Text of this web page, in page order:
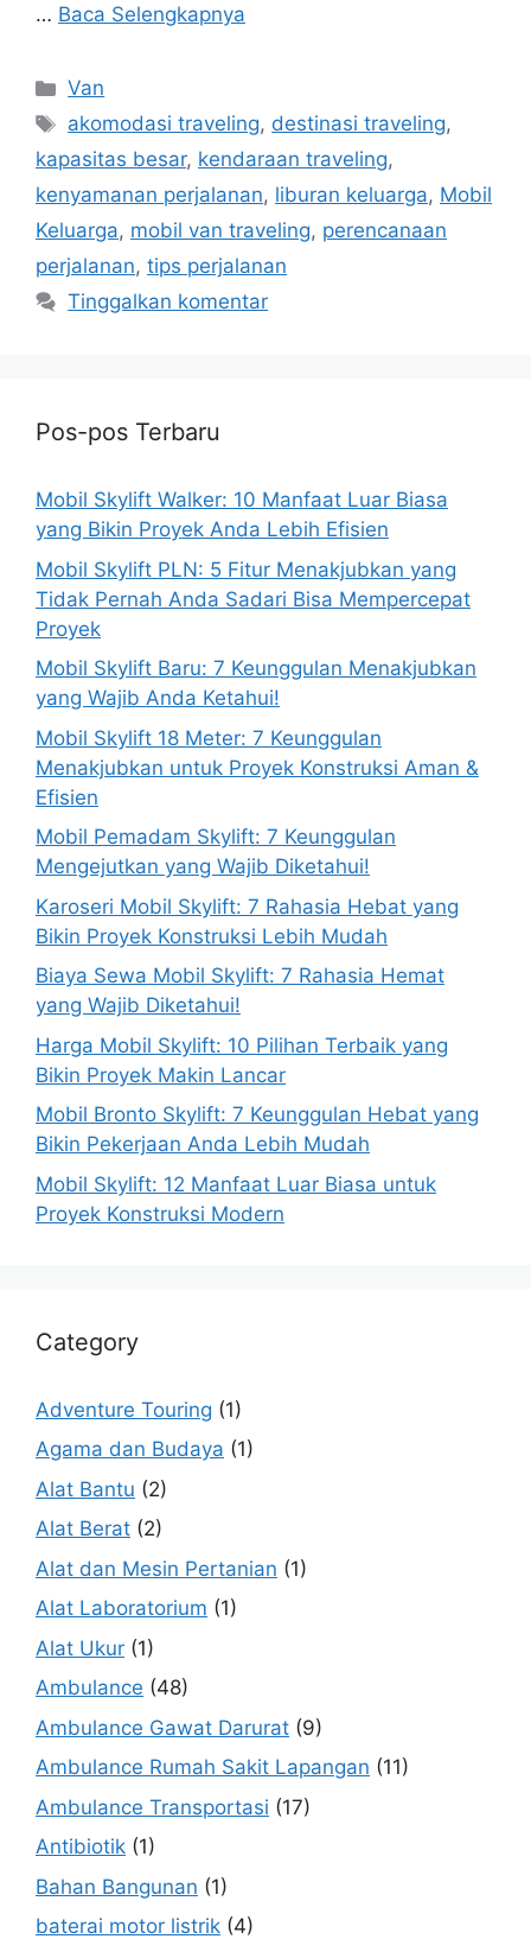
… Baca Selengkapnya
Kategori
Van
Tag
akomodasi traveling, destinasi traveling,
kapasitas besar, kendaraan traveling,
kenyamanan perjalanan, liburan keluarga, Mobil
Keluarga, mobil van traveling, perencanaan
perjalanan, tips perjalanan
Tinggalkan komentar
Pos-pos Terbaru
Mobil Skylift Walker: 10 Manfaat Luar Biasa
yang Bikin Proyek Anda Lebih Efisien
Mobil Skylift PLN: 5 Fitur Menakjubkan yang
Tidak Pernah Anda Sadari Bisa Mempercepat
Proyek
Mobil Skylift Baru: 7 Keunggulan Menakjubkan
yang Wajib Anda Ketahui!
Mobil Skylift 18 Meter: 7 Keunggulan
Menakjubkan untuk Proyek Konstruksi Aman &
Efisien
Mobil Pemadam Skylift: 7 Keunggulan
Mengejutkan yang Wajib Diketahui!
Karoseri Mobil Skylift: 7 Rahasia Hebat yang
Bikin Proyek Konstruksi Lebih Mudah
Biaya Sewa Mobil Skylift: 7 Rahasia Hemat
yang Wajib Diketahui!
Harga Mobil Skylift: 10 Pilihan Terbaik yang
Bikin Proyek Makin Lancar
Mobil Bronto Skylift: 7 Keunggulan Hebat yang
Bikin Pekerjaan Anda Lebih Mudah
Mobil Skylift: 12 Manfaat Luar Biasa untuk
Proyek Konstruksi Modern
Category
Adventure Touring (1)
Agama dan Budaya (1)
Alat Bantu (2)
Alat Berat (2)
Alat dan Mesin Pertanian (1)
Alat Laboratorium (1)
Alat Ukur (1)
Ambulance (48)
Ambulance Gawat Darurat (9)
Ambulance Rumah Sakit Lapangan (11)
Ambulance Transportasi (17)
Antibiotik (1)
Bahan Bangunan (1)
baterai motor listrik (4)